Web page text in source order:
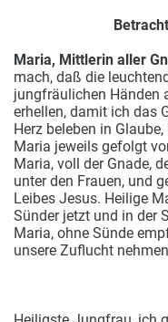
Maria, Mittlerin aller
mach, daß die
jungfräulichen Händen
erhellen, damit ich das
Herz beleben in
Maria jeweils gefolgt
Maria, voll der Gnade,
unter den Frauen, und
Leibes Jesus. Heilige
Sünder jetzt und in der
Maria, ohne Sünde
unsere Zuflucht